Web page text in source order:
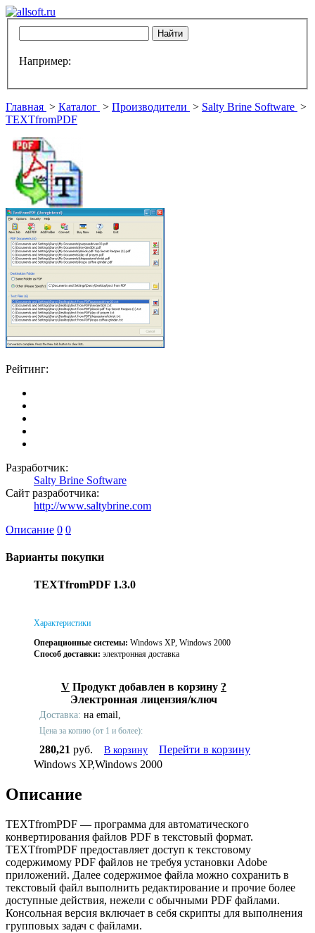
Например:
Главная > Каталог > Производители > Salty Brine Software >
TEXTfromPDF
Рейтинг:
Разработчик:
Salty Brine Software
Сайт разработчика:
http://www.saltybrine.com
Описание 0 0
Варианты покупки
TEXTfromPDF 1.3.0
Характеристики
Операционные системы: Windows XP, Windows 2000
Способ доставки: электронная доставка
V Продукт добавлен в корзину ?
Электронная лицензия/ключ
Доставка: на email,
Цена за копию (от 1 и более):
280,21 руб. В корзину
Перейти в корзину
Windows XP,Windows 2000
Описание
TEXTfromPDF — программа для автоматического
конвертирования файлов PDF в текстовый формат.
TEXTfromPDF предоставляет доступ к текстовому
содержимому PDF файлов не требуя установки Adobe
приложений. Далее содержимое файла можно сохранить в
текстовый файл выполнить редактирование и прочие более
доступные действия, нежели с обычными PDF файлами.
Консольная версия включает в себя скрипты для выполнения
групповых задач с файлами.